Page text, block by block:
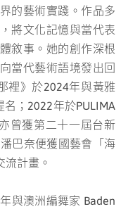
的藝術實踐。作品多
將⽂化記憶與當代表
敘事。她的創作深根
當代藝術語境發出回
裡》於2024年與黃雅
；2022年於PULIMA
曾獲第⼆⼗⼀屆台新
巴奈便獲國藝會「海
流計畫。
與澳洲編舞家 Baden